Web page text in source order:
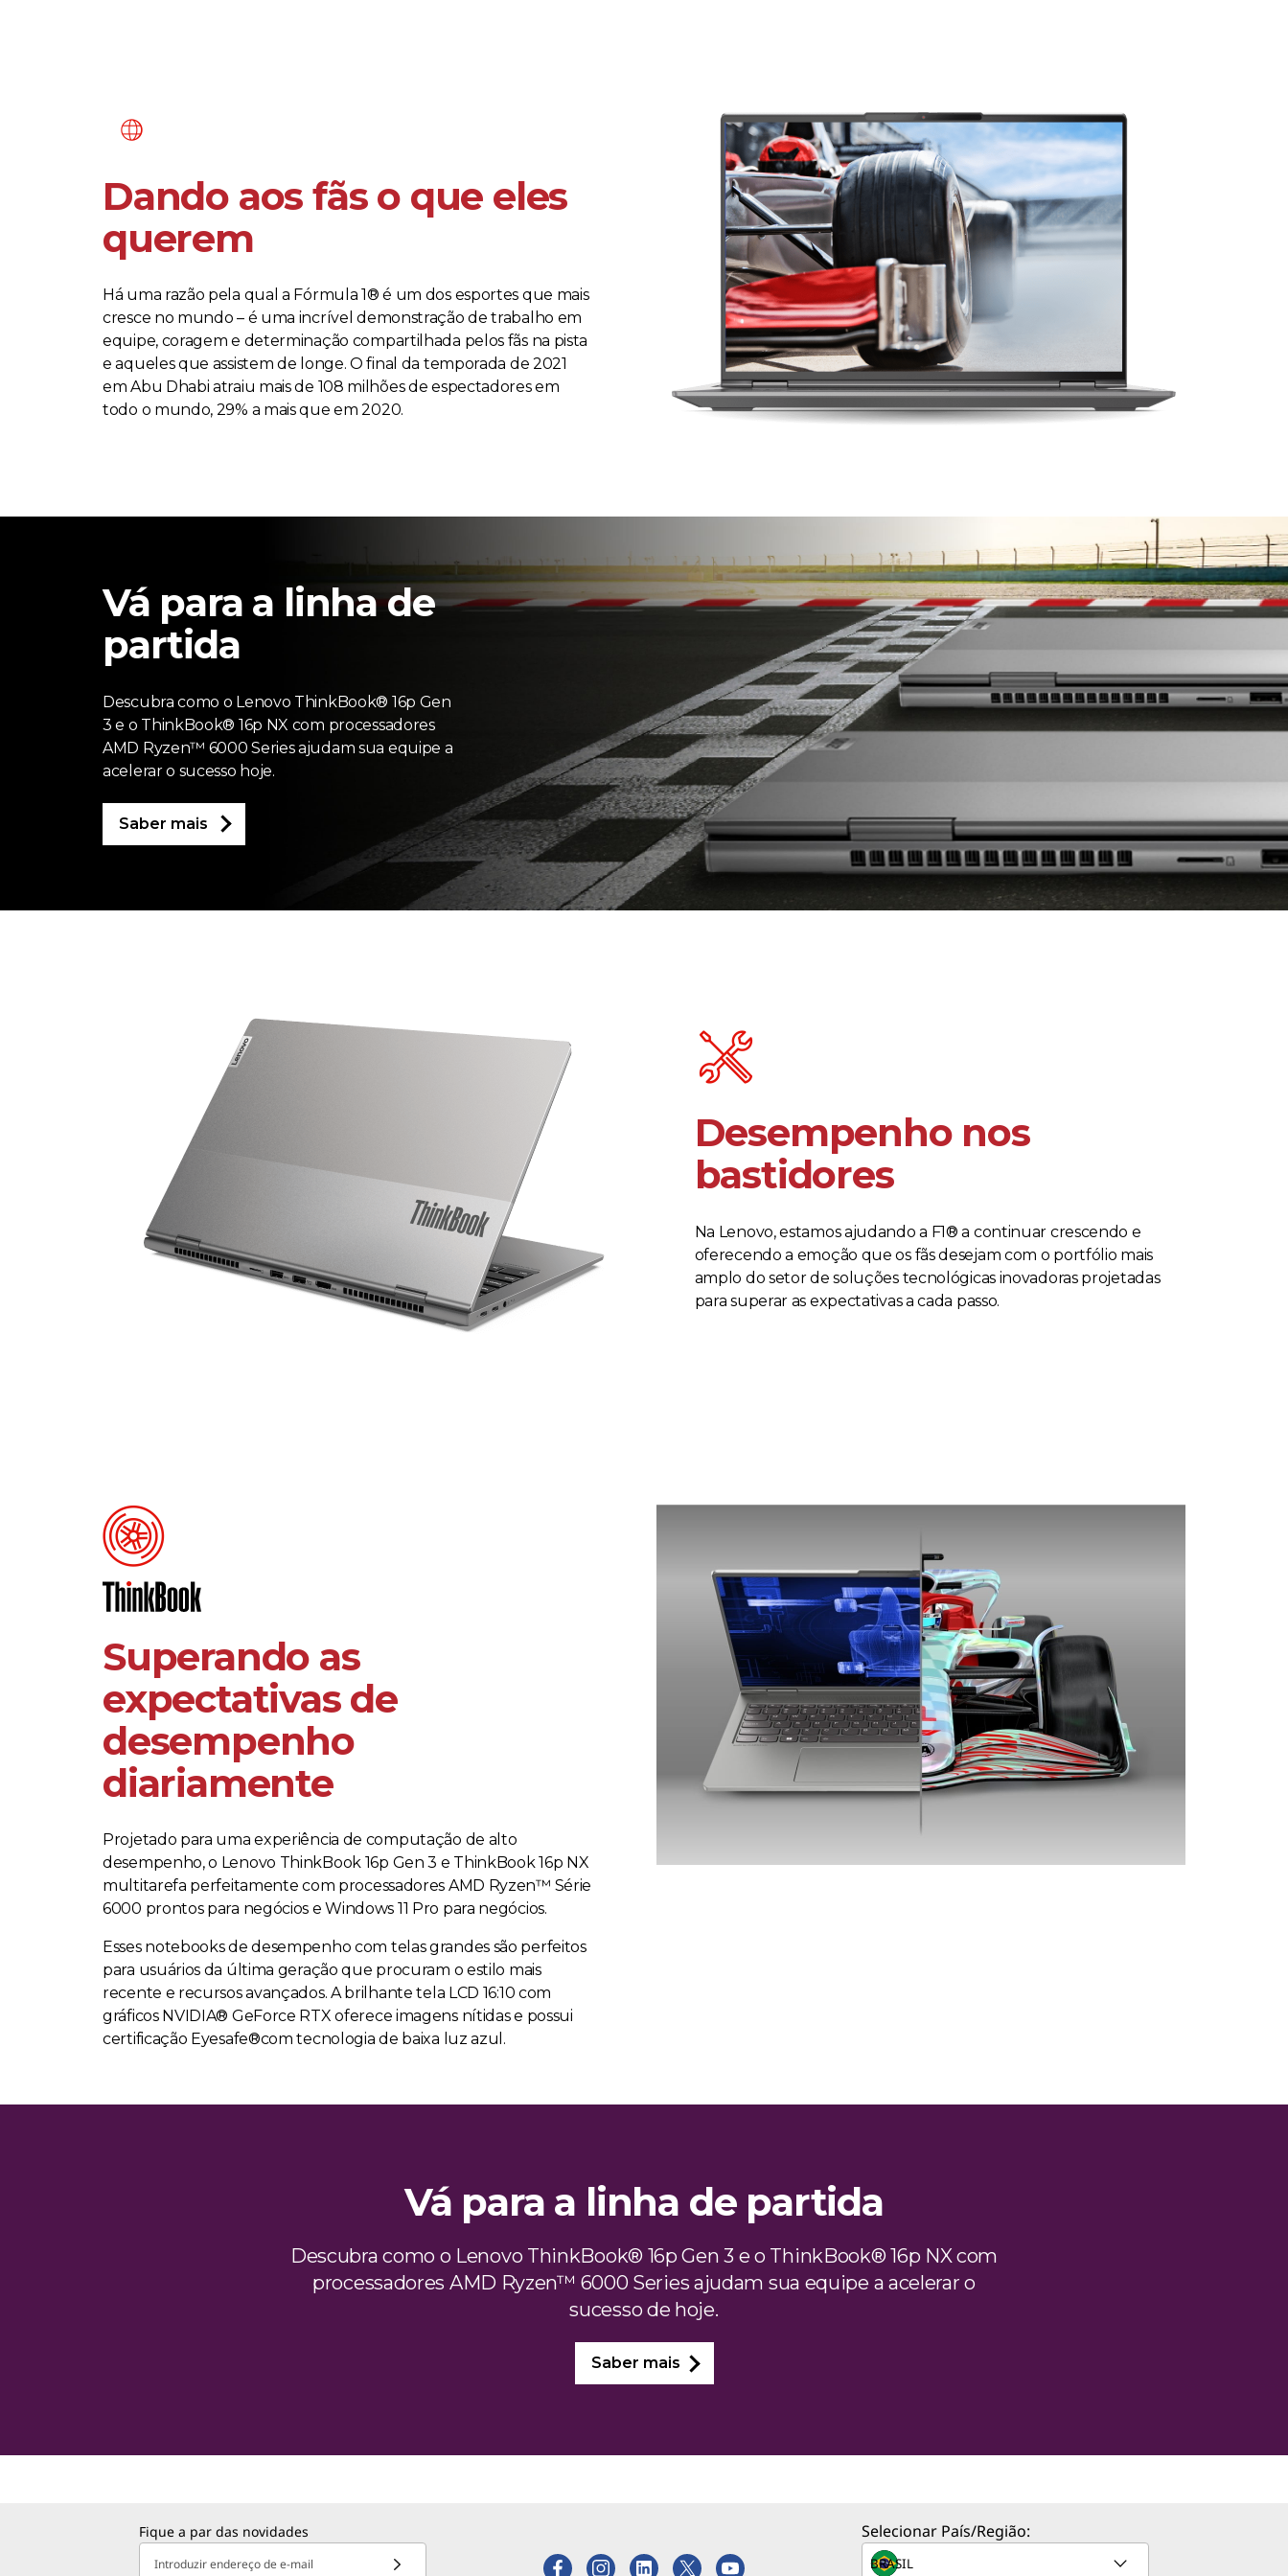
Dando aos fãs o que eles
querem
Há uma razão pela qual a Fórmula 1® é um dos esportes que mais
cresce no mundo – é uma incrível demonstração de trabalho em
equipe, coragem e determinação compartilhada pelos fãs na pista
e aqueles que assistem de longe. O final da temporada de 2021
em Abu Dhabi atraiu mais de 108 milhões de espectadores em
todo o mundo, 29% a mais que em 2020.
Vá para a linha de
partida
Descubra como o Lenovo ThinkBook® 16p Gen
3 e o ThinkBook® 16p NX com processadores
AMD Ryzen™ 6000 Series ajudam sua equipe a
acelerar o sucesso hoje.
Saber mais
Desempenho nos
bastidores
Na Lenovo, estamos ajudando a F1® a continuar crescendo e
oferecendo a emoção que os fãs desejam com o portfólio mais
amplo do setor de soluções tecnológicas inovadoras projetadas
para superar as expectativas a cada passo.
Superando as
expectativas de
desempenho
diariamente
Projetado para uma experiência de computação de alto
desempenho, o Lenovo ThinkBook 16p Gen 3 e ThinkBook 16p NX
multitarefa perfeitamente com processadores AMD Ryzen™ Série
6000 prontos para negócios e Windows 11 Pro para negócios.
Esses notebooks de desempenho com telas grandes são perfeitos
para usuários da última geração que procuram o estilo mais
recente e recursos avançados. A brilhante tela LCD 16:10 com
gráficos NVIDIA® GeForce RTX oferece imagens nítidas e possui
certificação Eyesafe®com tecnologia de baixa luz azul.
Vá para a linha de partida
Descubra como o Lenovo ThinkBook® 16p Gen 3 e o ThinkBook® 16p NX com
processadores AMD Ryzen™ 6000 Series ajudam sua equipe a acelerar o
sucesso de hoje.
Saber mais
Fique a par das novidades
Introduzir endereço de e-mail
Selecionar País/Região: